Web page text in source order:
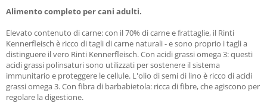
Alimento completo per cani adulti.
Elevato contenuto di carne: con il 70% di carne e frattaglie, il Rinti
Kennerfleisch è ricco di tagli di carne naturali - e sono proprio i tagli a
distinguere il vero Rinti Kennerfleisch. Con acidi grassi omega 3: questi
acidi grassi polinsaturi sono utilizzati per sostenere il sistema
immunitario e proteggere le cellule. L'olio di semi di lino è ricco di acidi
grassi omega 3. Con fibra di barbabietola: ricca di fibre, che agiscono per
regolare la digestione.